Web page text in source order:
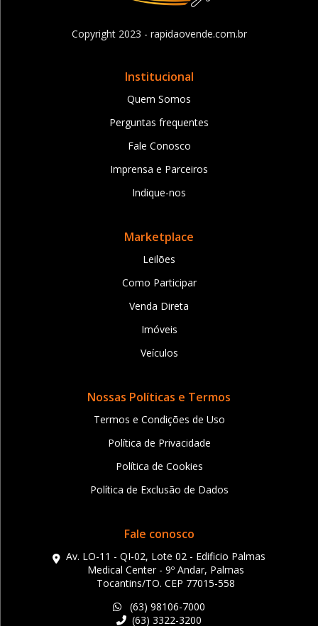
Copyright 2023 - rapidaovende.com.br
Institucional
Quem Somos
Perguntas frequentes
Fale Conosco
Imprensa e Parceiros
Indique-nos
Marketplace
Leilões
Como Participar
Venda Direta
Imóveis
Veículos
Nossas Políticas e Termos
Termos e Condições de Uso
Política de Privacidade
Política de Cookies
Política de Exclusão de Dados
Fale conosco
Av. LO-11 - QI-02, Lote 02 - Edificio Palmas
Medical Center - 9º Andar, Palmas
Tocantins/TO. CEP 77015-558
(63) 98106-7000
(63) 3322-3200